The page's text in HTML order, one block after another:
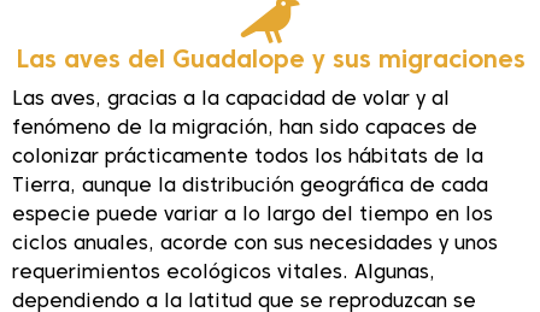
Las aves del Guadalope y sus migraciones
Las aves, gracias a la capacidad de volar y al
fenómeno de la migración, han sido capaces de
colonizar prácticamente todos los hábitats de la
Tierra, aunque la distribución geográfica de cada
especie puede variar a lo largo del tiempo en los
ciclos anuales, acorde con sus necesidades y unos
requerimientos ecológicos vitales. Algunas,
dependiendo a la latitud que se reproduzcan se